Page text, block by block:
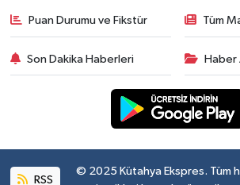
Puan Durumu ve Fikstür Tüm
Son Dakika Haberleri Haber
RSS
© 2025 Kütahya Ekspres. Tüm